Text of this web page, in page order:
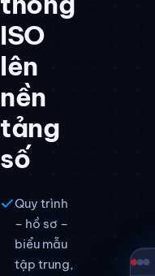
ISO
lên
nền
tảng
số
Quy trình
– hồ sơ –
biểu mẫu
tập trung,